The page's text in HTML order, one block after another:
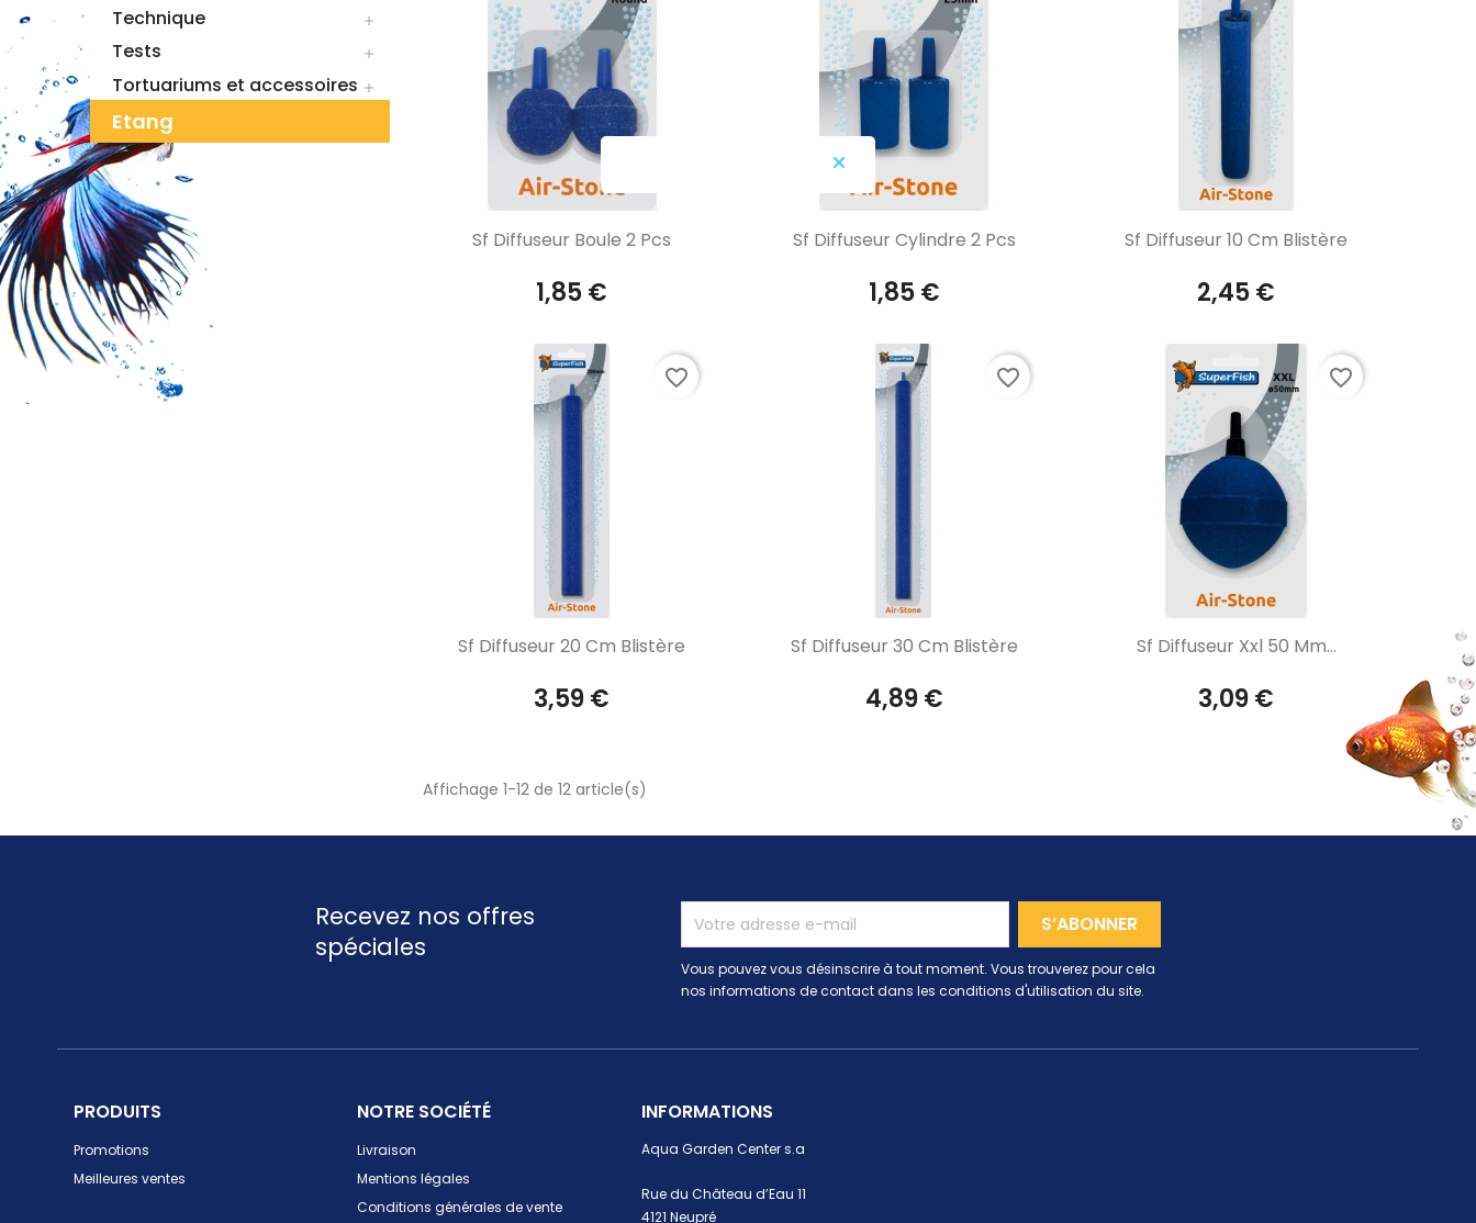
Technique 
Tests 
Tortuariums et accessoires 
Etang
Aperçu rapide
Sf Diffuseur Boule 2 Pcs
1,85 €
Aperçu rapide
Sf Diffuseur Cylindre 2 Pcs
1,85 €
Aperçu rapide
Sf Diffuseur 10 Cm Blistère
2,45 €
Aperçu rapide
Sf Diffuseur 20 Cm Blistère
3,59 €
favorite_border
Aperçu rapide
Sf Diffuseur 30 Cm Blistère
4,89 €
favorite_border
Aperçu rapide
Sf Diffuseur Xxl 50 Mm...
3,09 €
favorite_border
Affichage 1-12 de 12 article(s)
Recevez nos offres
spéciales
Vous pouvez vous désinscrire à tout moment. Vous trouverez pour cela
nos informations de contact dans les conditions d'utilisation du site.
PRODUITS
Promotions
Meilleures ventes
NOTRE SOCIÉTÉ
Livraison
Mentions légales
Conditions générales de vente
INFORMATIONS
Aqua Garden Center s.a
Rue du Château d’Eau 11
4121 Neupré